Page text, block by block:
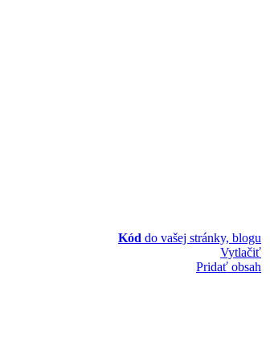
Kód do vašej stránky, blogu
Vytlačiť
Pridať obsah